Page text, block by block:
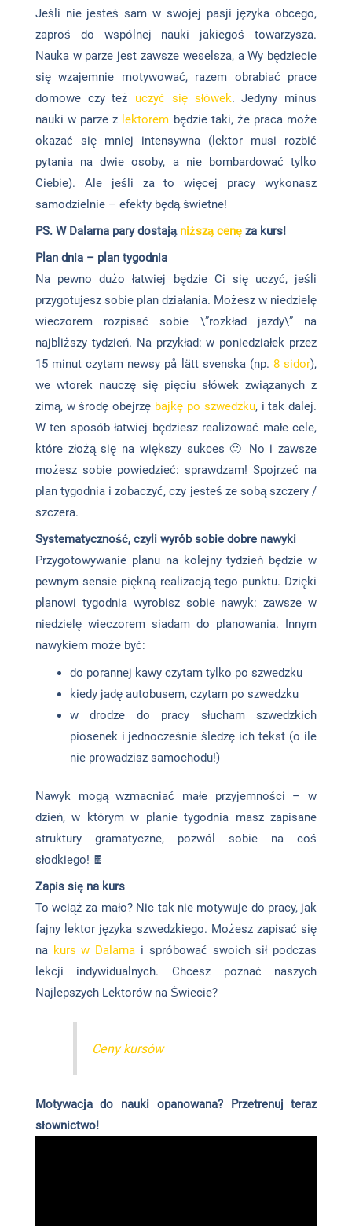
Jeśli nie jesteś sam w swojej pasji języka obcego,
zaproś do wspólnej nauki jakiegoś towarzysza.
Nauka w parze jest zawsze weselsza, a Wy będziecie
się wzajemnie motywować, razem obrabiać prace
domowe czy też uczyć się słówek. Jedyny minus
nauki w parze z lektorem będzie taki, że praca może
okazać się mniej intensywna (lektor musi rozbić
pytania na dwie osoby, a nie bombardować tylko
Ciebie). Ale jeśli za to więcej pracy wykonasz
samodzielnie – efekty będą świetne!
PS. W Dalarna pary dostają niższą cenęza kurs!
Plan dnia – plan tygodnia
Na pewno dużo łatwiej będzie Ci się uczyć, jeśli
przygotujesz sobie plan działania. Możesz w niedzielę
wieczorem rozpisać sobie \”rozkład jazdy\” na
najbliższy tydzień. Na przykład: w poniedziałek przez
15 minut czytam newsy på lätt svenska (np. 8 sidor),
we wtorek nauczę się pięciu słówek związanych z
zimą, w środę obejrzę bajkę po szwedzku, i tak dalej.
W ten sposób łatwiej będziesz realizować małe cele,
które złożą się na większy sukces 🙂 No i zawsze
możesz sobie powiedzieć: sprawdzam! Spojrzeć na
plan tygodnia i zobaczyć, czy jesteś ze sobą szczery /
szczera.
Systematyczność, czyli wyrób sobie dobre nawyki
Przygotowywanie planu na kolejny tydzień będzie w
pewnym sensie piękną realizacją tego punktu. Dzięki
planowi tygodnia wyrobisz sobie nawyk: zawsze w
niedzielę wieczorem siadam do planowania. Innym
nawykiem może być:
do porannej kawy czytam tylko po szwedzku
kiedy jadę autobusem, czytam po szwedzku
w drodze do pracy słucham szwedzkich
piosenek i jednocześnie śledzę ich tekst (o ile
nie prowadzisz samochodu!)
Nawyk mogą wzmacniać małe przyjemności – w
dzień, w którym w planie tygodnia masz zapisane
struktury gramatyczne, pozwól sobie na coś
słodkiego! 🍫
Zapis się na kurs
To wciąż za mało? Nic tak nie motywuje do pracy, jak
fajny lektor języka szwedzkiego. Możesz zapisać się
na kurs w Dalarna i spróbować swoich sił podczas
lekcji indywidualnych. Chcesz poznać naszych
Najlepszych Lektorów na Świecie?
Ceny kursów
Motywacja do nauki opanowana? Przetrenuj teraz
słownictwo!